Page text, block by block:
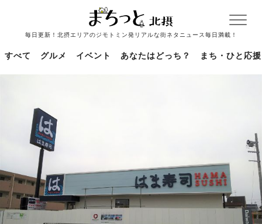
毎日更新！北摂エリアのジモトミン発リアルな街ネタニュース毎日満載！
すべて グルメ イベント あなたはどっち？ まち・ひと応援